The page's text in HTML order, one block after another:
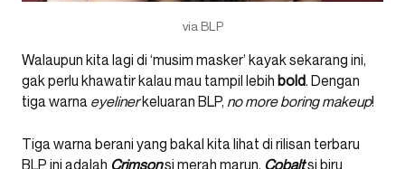
via BLP
Walaupun kita lagi di ‘musim masker’ kayak sekarang ini,
gak perlu khawatir kalau mau tampil lebih bold. Dengan
tiga warna eyelinerkeluaran BLP, no more boring makeup!
Tiga warna berani yang bakal kita lihat di rilisan terbaru
BLP ini adalah Crimsonsi merah marun, Cobaltsi biru